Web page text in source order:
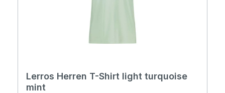
Lerros Herren T-Shirt light turquoise
mint